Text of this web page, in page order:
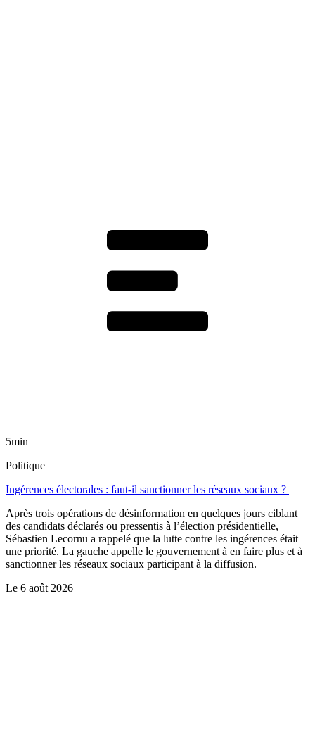
5min
Politique
Ingérences électorales : faut-il sanctionner les réseaux sociaux ?
Après trois opérations de désinformation en quelques jours ciblant
des candidats déclarés ou pressentis à l’élection présidentielle,
Sébastien Lecornu a rappelé que la lutte contre les ingérences était
une priorité. La gauche appelle le gouvernement à en faire plus et à
sanctionner les réseaux sociaux participant à la diffusion.
Le 6 août 2026